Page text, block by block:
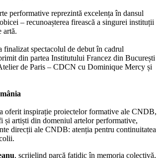
performative reprezintă excelența în dansul
– recunoașterea firească a singurei instituții
artă.
finalizat spectacolul de debut în cadrul
din partea Institutului Francez din București
de Paris – CDCN cu Dominique Mercy și
a oferit inspirație proiectelor formative ale CNDB,
și artiști din domeniul artelor performative,
direcții ale CNDB: atenția pentru continuitatea
, scrijelind parcă fatidic în memoria colectivă,